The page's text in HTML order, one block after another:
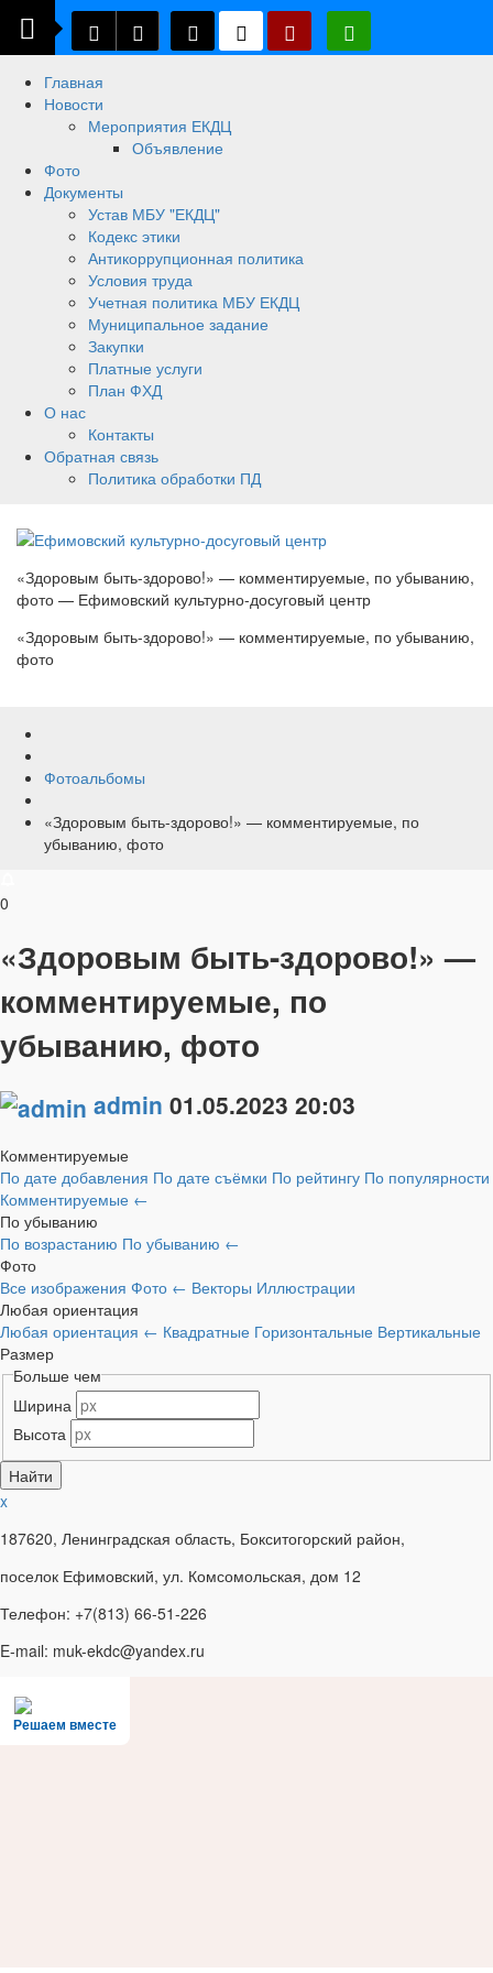
Главная
Новости
Мероприятия ЕКДЦ
Объявление
Фото
Документы
Устав МБУ "ЕКДЦ"
Кодекс этики
Антикоррупционная политика
Условия труда
Учетная политика МБУ ЕКДЦ
Муниципальное задание
Закупки
Платные услуги
План ФХД
О нас
Контакты
Обратная связь
Политика обработки ПД
«Здоровым быть-здорово!» — комментируемые, по убыванию,
фото — Ефимовский культурно-досуговый центр
«Здоровым быть-здорово!» — комментируемые, по убыванию,
фото
Фотоальбомы
«Здоровым быть-здорово!» — комментируемые, по
убыванию, фото
0
«Здоровым быть-здорово!» —
комментируемые, по
убыванию, фото
admin 01.05.2023 20:03
Комментируемые
По дате добавления По дате съёмки По рейтингу По популярности
Комментируемые ←
По убыванию
По возрастанию По убыванию ←
Фото
Все изображения Фото ← Векторы Иллюстрации
Любая ориентация
Любая ориентация ← Квадратные Горизонтальные Вертикальные
Размер
Больше чем
Ширина
Высота
x
187620, Ленинградская область, Бокситогорский район,
поселок Ефимовский, ул. Комсомольская, дом 12
Телефон: +7(813) 66-51-226
E-mail: muk-ekdc@yandex.ru
Решаем вместе